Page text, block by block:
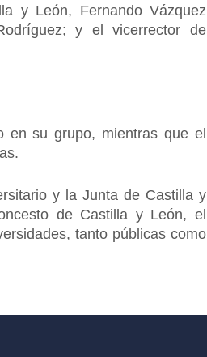
y León, Fernando Vázquez
y el vicerrector de
en su grupo, mientras que el
y la Junta de Castilla y
de Castilla y León, el
tanto públicas como